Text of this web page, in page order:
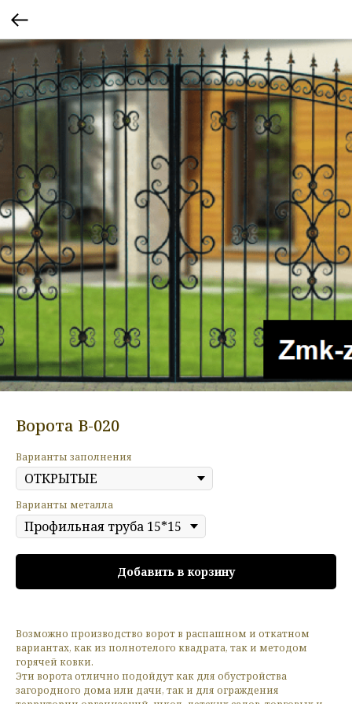
Ворота В-020
Варианты заполнения
Варианты металла
Добавить в корзину
Возможно производство ворот в распашном и откатном
вариантах, как из полнотелого квадрата, так и методом
горячей ковки.
Эти ворота отлично подойдут как для обустройства
загородного дома или дачи, так и для ограждения